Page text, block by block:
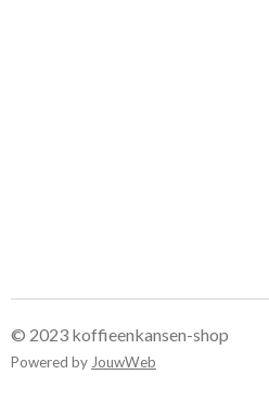
© 2023 koffieenkansen-shop
Powered by JouwWeb